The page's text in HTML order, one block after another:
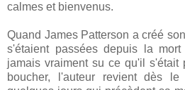
calmes et bienvenus.
Quand James Patterson a créé
s'étaient passées depuis la
jamais vraiment su ce qu'il s'était
boucher, l'auteur revient dès